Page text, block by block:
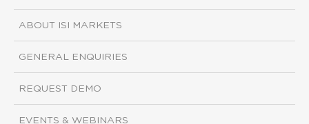
ABOUT ISI MARKETS
GENERAL ENQUIRIES
REQUEST DEMO
EVENTS & WEBINARS